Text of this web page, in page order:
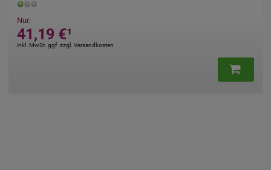
Nur:
14,35 €
AVP 20,50 € ²
inkl. MwSt. ggf. zzgl. Versandkosten
717,50 € pro 1 l